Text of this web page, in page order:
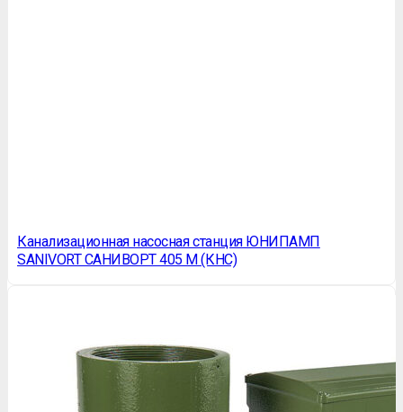
Канализационная насосная станция ЮНИПАМП
SANIVORT САНИВОРТ 405 M (КНС)